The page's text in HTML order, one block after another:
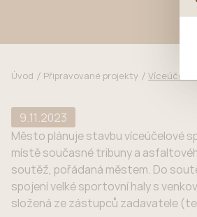
Úvod Připravované projekty
9.11.2023
Město plánuje stavbu víceúčelové
místě současné tribuny a
soutěž, pořádaná městem. Do
spojení velké sportovní haly s
složená ze zástupců zadavatele